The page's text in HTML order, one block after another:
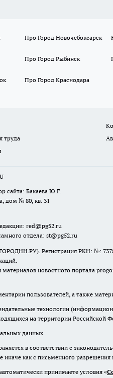
Про Город Новочебоксарск
Про Город Рыбинск
Про Город Краснодара
труда
сайта: Бакаева Ю.Г.
дом № 80, кв. 31
red@pg52.ru
отдела: st@pg52.ru
Регистрация РКН: №:
новостного портала
пользователей, а также
технологии
на территории Российской
данных
в соответствии с
как с письменного разрешения
принимаете условия «